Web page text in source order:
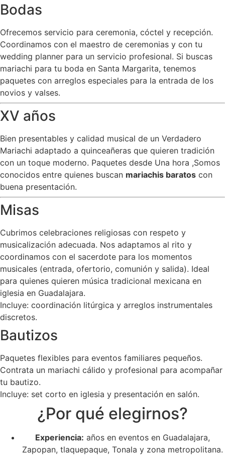
Bodas
Ofrecemos servicio para ceremonia, cóctel y recepción.
Coordinamos con el maestro de ceremonias y con tu
wedding planner para un servicio profesional. Si buscas
mariachi para tu boda en Santa Margarita, tenemos
paquetes con arreglos especiales para la entrada de los
novios y valses.
XV años
Bien presentables y calidad musical de un Verdadero
Mariachi adaptado a quinceañeras que quieren tradición
con un toque moderno. Paquetes desde Una hora ,Somos
conocidos entre quienes buscan mariachis baratos con
buena presentación.
Misas
Cubrimos celebraciones religiosas con respeto y
musicalización adecuada. Nos adaptamos al rito y
coordinamos con el sacerdote para los momentos
musicales (entrada, ofertorio, comunión y salida). Ideal
para quienes quieren música tradicional mexicana en
iglesia en Guadalajara.
Incluye: coordinación litúrgica y arreglos instrumentales
discretos.
Bautizos
Paquetes flexibles para eventos familiares pequeños.
Contrata un mariachi cálido y profesional para acompañar
tu bautizo.
Incluye: set corto en iglesia y presentación en salón.
¿Por qué elegirnos?
Experiencia: años en eventos en Guadalajara,
Zapopan, tlaquepaque, Tonala y zona metropolitana.